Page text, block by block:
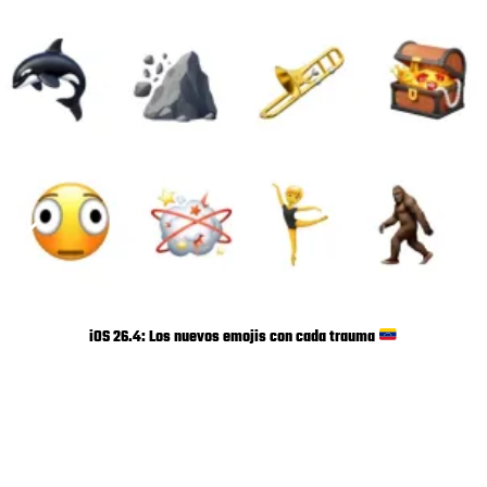
iOS 26.4: Los nuevos emojis con cada trauma